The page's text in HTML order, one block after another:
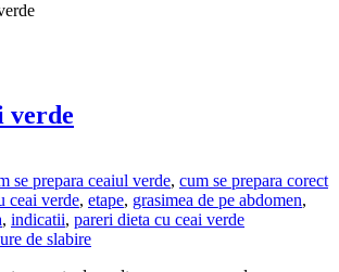
verde
se prepara ceaiul verde, cum se prepara corect
ceai verde, etape, grasimea de pe abdomen,
, indicatii, pareri dieta cu ceai verde
de slabire